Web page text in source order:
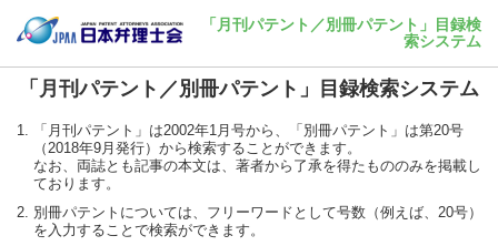
「月刊パテント／別冊パテント」目録検
索システム
「月刊パテント／別冊パテント」目録検索システム
「月刊パテント」は2002年1月号から、「別冊パテント」は第20号
（2018年9月発行）から検索することができます。
なお、両誌とも記事の本文は、著者から了承を得たもののみを掲載し
ております。
別冊パテントについては、フリーワードとして号数（例えば、20号）
を入力することで検索ができます。